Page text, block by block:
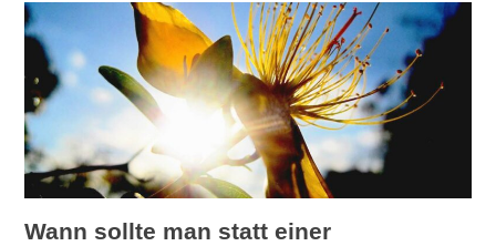
Wann sollte man statt einer